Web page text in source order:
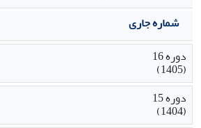
شماره جاری
دوره 16
(1405)
دوره 15
(1404)